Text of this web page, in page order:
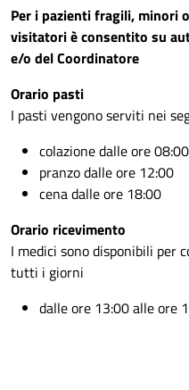
Per i pazienti fragili, minori
visitatori è consentito su
e/o del Coordinatore
Orario pasti
I pasti vengono serviti nei
colazione dalle ore 08:00
pranzo dalle ore 12:00
cena dalle ore 18:00
Orario ricevimento
I medici sono disponibili per
tutti i giorni
dalle ore 13:00 alle ore